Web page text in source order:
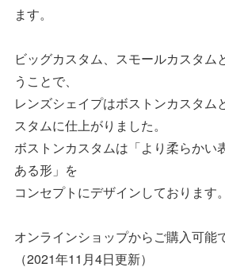
ます。
ビッグカスタム、スモールカスタム
うことで、
レンズシェイプはボストンカスタム
スタムに仕上がりました。
ボストンカスタムは「より柔らかい
ある形」を
コンセプトにデザインしております。
オンラインショップからご購入可能
（2021年11月4日更新）